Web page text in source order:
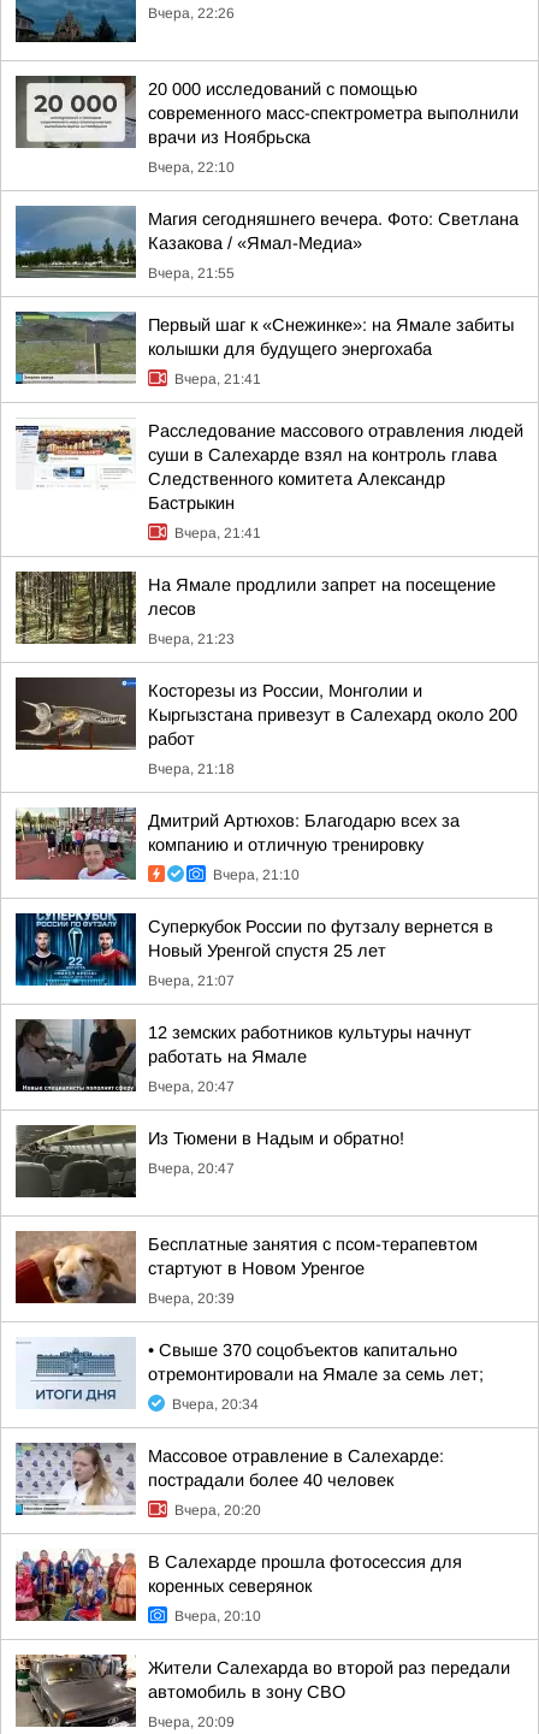
Вчера, 22:26
20 000 исследований с помощью
современного масс-спектрометра выполнили
врачи из Ноябрьска
Вчера, 22:10
Магия сегодняшнего вечера. Фото: Светлана
Казакова / «Ямал-Медиа»
Вчера, 21:55
Первый шаг к «Снежинке»: на Ямале забиты
колышки для будущего энергохаба
Вчера, 21:41
Расследование массового отравления людей
суши в Салехарде взял на контроль глава
Следственного комитета Александр
Бастрыкин
Вчера, 21:41
На Ямале продлили запрет на посещение
лесов
Вчера, 21:23
Косторезы из России, Монголии и
Кыргызстана привезут в Салехард около 200
работ
Вчера, 21:18
Дмитрий Артюхов: Благодарю всех за
компанию и отличную тренировку
Вчера, 21:10
Суперкубок России по футзалу вернется в
Новый Уренгой спустя 25 лет
Вчера, 21:07
12 земских работников культуры начнут
работать на Ямале
Вчера, 20:47
Из Тюмени в Надым и обратно!
Вчера, 20:47
Бесплатные занятия с псом-терапевтом
стартуют в Новом Уренгое
Вчера, 20:39
• Свыше 370 соцобъектов капитально
отремонтировали на Ямале за семь лет;
Вчера, 20:34
Массовое отравление в Салехарде:
пострадали более 40 человек
Вчера, 20:20
В Салехарде прошла фотосессия для
коренных северянок
Вчера, 20:10
Жители Салехарда во второй раз передали
автомобиль в зону СВО
Вчера, 20:09